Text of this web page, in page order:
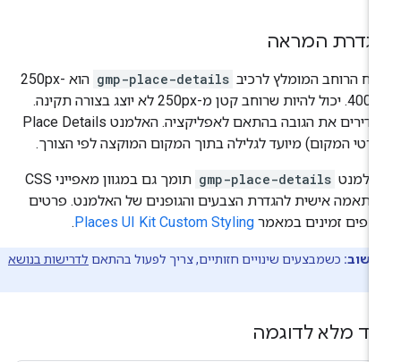
המראה
הרוחב המומלץ לרכיב gmp-place-details
הוא 250px-
400px. יכול להיות שרוחב קטן מ-250px לא יוצג בצורה תקינה.
מגדירים את הגובה בהתאם לאפליקציה. האלמנט Place Details
המקום) מיועד לגלילה בתוך המקום המוקצה לפי הצורך.
gmp-place-details
תומך גם במגוון מאפייני CSS
אישית להגדרת הצבעים והגופנים של האלמנט. פרטים
זמינים במאמרPlaces UI Kit Custom Styling
.
חשוב:כשמבצעים שינויים חזותיים, צריך לפעול בהתאםלדרישות בנושא
מלא לדוגמה